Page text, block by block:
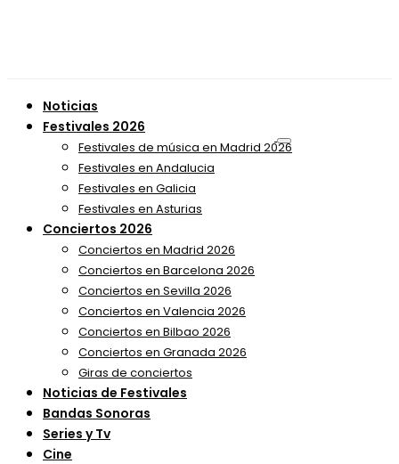
Noticias
Festivales 2026
Festivales de música en Madrid 2026
Festivales en Andalucia
Festivales en Galicia
Festivales en Asturias
Conciertos 2026
Conciertos en Madrid 2026
Conciertos en Barcelona 2026
Conciertos en Sevilla 2026
Conciertos en Valencia 2026
Conciertos en Bilbao 2026
Conciertos en Granada 2026
Giras de conciertos
Noticias de Festivales
Bandas Sonoras
Series y Tv
Cine